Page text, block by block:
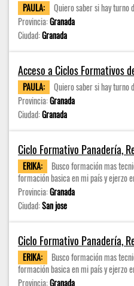
PAULA:
Quiero saber si hay turno
Provincia:Granada
Ciudad:Granada
Acceso a Ciclos Formativos
PAULA:
Quiero saber si hay turno
Provincia:Granada
Ciudad:Granada
Ciclo Formativo Panadería,
ERIKA:
Busco formación mas
formación basica en mi país y ejerzo
Provincia:Granada
Ciudad:San jose
Ciclo Formativo Panadería,
ERIKA:
Busco formación mas
formación basica en mi país y ejerzo
Provincia:Granada